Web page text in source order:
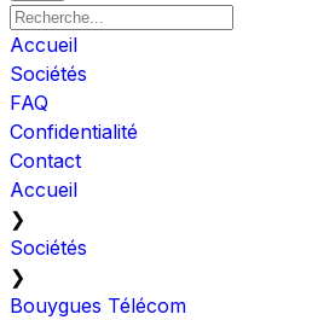
Accueil
Sociétés
FAQ
Confidentialité
Contact
Accueil
❯
Sociétés
❯
Bouygues Télécom